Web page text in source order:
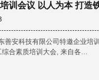
训会议 以人为本 打造
善安科技有限公司特邀企业培
合素质培训大会, 来自各…